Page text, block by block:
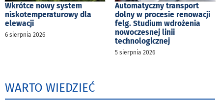
Wkrótce nowy system
niskotemperaturowy dla
elewacji
6 sierpnia 2026
Automatyczny transport
dolny w procesie renowacji
felg. Studium wdrożenia
nowoczesnej linii
technologicznej
5 sierpnia 2026
WARTO WIEDZIEĆ